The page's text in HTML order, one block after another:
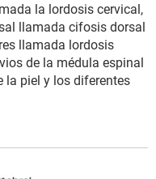
la lordosis cervical,
llamada cifosis dorsal
llamada lordosis
de la médula espinal
la piel y los diferentes